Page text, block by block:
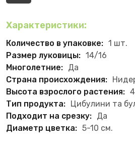
Характеристики:
Количество в упаковке: 1 шт.
Размер луковицы: 14/16
Многолетние: Да
Страна происхождения:
Высота взрослого растения:
Тип продукта: Цибулини та
Подходит на срезку: Да
Диаметр цветка: 5-10 см.